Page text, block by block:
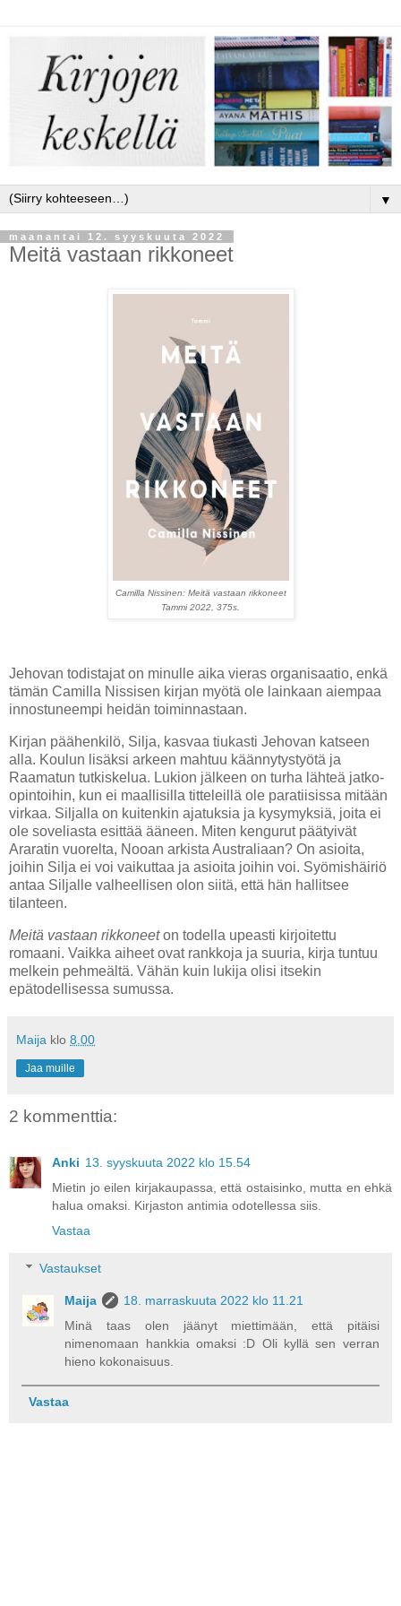
▼
maanantai 12. syyskuuta 2022
Meitä vastaan rikkoneet
Camilla Nissinen: Meitä vastaan rikkoneet
Tammi 2022, 375s.
Jehovan todistajat on minulle aika vieras organisaatio, enkä
tämän Camilla Nissisen kirjan myötä ole lainkaan aiempaa
innostuneempi heidän toiminnastaan.
Kirjan päähenkilö, Silja, kasvaa tiukasti Jehovan katseen
alla. Koulun lisäksi arkeen mahtuu käännytystyötä ja
Raamatun tutkiskelua. Lukion jälkeen on turha lähteä jatko-
opintoihin, kun ei maallisilla titteleillä ole paratiisissa mitään
virkaa. Siljalla on kuitenkin ajatuksia ja kysymyksiä, joita ei
ole soveliasta esittää ääneen. Miten kengurut päätyivät
Araratin vuorelta, Nooan arkista Australiaan? On asioita,
joihin Silja ei voi vaikuttaa ja asioita joihin voi. Syömishäiriö
antaa Siljalle valheellisen olon siitä, että hän hallitsee
tilanteen.
Meitä vastaan rikkoneeton todella upeasti kirjoitettu
romaani. Vaikka aiheet ovat rankkoja ja suuria, kirja tuntuu
melkein pehmeältä. Vähän kuin lukija olisi itsekin
epätodellisessa sumussa.
Maija klo 8.00
Jaa muille
2 kommenttia:
Anki 13. syyskuuta 2022 klo 15.54
Mietin jo eilen kirjakaupassa, että ostaisinko, mutta en ehkä
halua omaksi. Kirjaston antimia odotellessa siis.
Vastaa
Vastaukset
Maija
18. marraskuuta 2022 klo 11.21
Minä taas olen jäänyt miettimään, että pitäisi
nimenomaan hankkia omaksi :D Oli kyllä sen verran
hieno kokonaisuus.
Vastaa